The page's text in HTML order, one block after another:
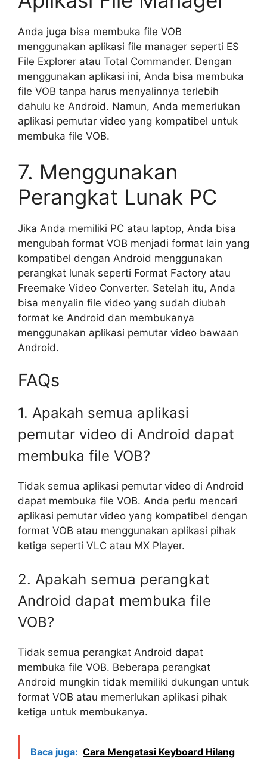
Anda juga bisa membuka file VOB
menggunakan aplikasi file manager seperti ES
File Explorer atau Total Commander. Dengan
menggunakan aplikasi ini, Anda bisa membuka
file VOB tanpa harus menyalinnya terlebih
dahulu ke Android. Namun, Anda memerlukan
aplikasi pemutar video yang kompatibel untuk
membuka file VOB.
7. Menggunakan
Perangkat Lunak PC
Jika Anda memiliki PC atau laptop, Anda bisa
mengubah format VOB menjadi format lain yang
kompatibel dengan Android menggunakan
perangkat lunak seperti Format Factory atau
Freemake Video Converter. Setelah itu, Anda
bisa menyalin file video yang sudah diubah
format ke Android dan membukanya
menggunakan aplikasi pemutar video bawaan
Android.
FAQs
1. Apakah semua aplikasi
pemutar video di Android dapat
membuka file VOB?
Tidak semua aplikasi pemutar video di Android
dapat membuka file VOB. Anda perlu mencari
aplikasi pemutar video yang kompatibel dengan
format VOB atau menggunakan aplikasi pihak
ketiga seperti VLC atau MX Player.
2. Apakah semua perangkat
Android dapat membuka file
VOB?
Tidak semua perangkat Android dapat
membuka file VOB. Beberapa perangkat
Android mungkin tidak memiliki dukungan untuk
format VOB atau memerlukan aplikasi pihak
ketiga untuk membukanya.
Baca juga: Cara Mengatasi Keyboard Hilang